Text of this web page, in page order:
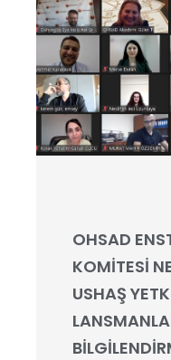
OHSAD
KOMİTESİ
USHAŞ